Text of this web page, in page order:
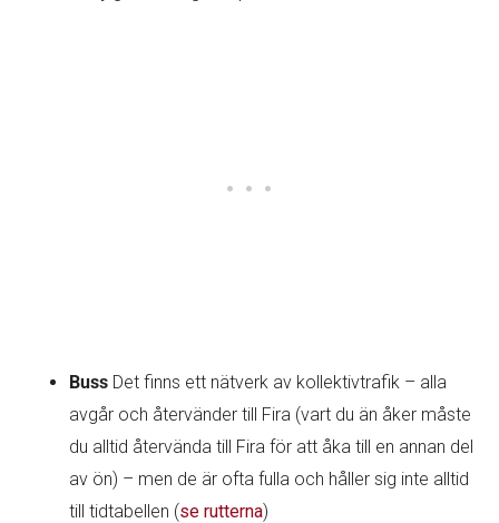
Buss Det finns ett nätverk av kollektivtrafik – alla
avgår och återvänder till Fira (vart du än åker måste
du alltid återvända till Fira för att åka till en annan del
av ön) – men de är ofta fulla och håller sig inte alltid
till tidtabellen (se rutterna)